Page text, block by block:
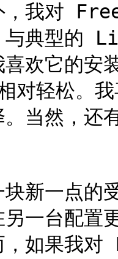
，我对
与典型的
欢它的安
轻松。我
。当然，
新一点的
一台配置
，如果我